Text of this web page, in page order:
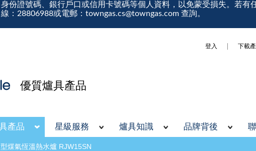
身份證號碼、銀行戶口或信用卡號碼等個人資料，以免蒙受損失。若有
線：28806988或電郵：towngas.cs@towngas.com 查詢。
登入 下載
優質爐具產品
產品 星級服務 爐具知識 品牌背後
煤氣恆溫熱水爐 RJW15SN